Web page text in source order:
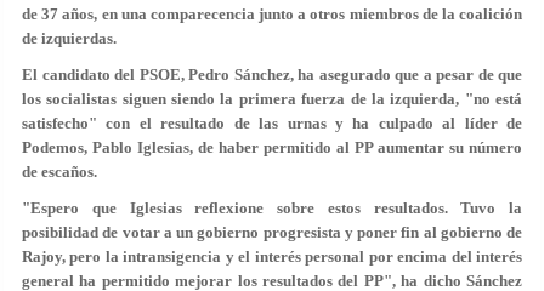
de 37 años, en una comparecencia junto a otros miembros de la coalición
de izquierdas.
El candidato del PSOE, Pedro Sánchez, ha asegurado que a pesar de que
los socialistas siguen siendo la primera fuerza de la izquierda, "no está
satisfecho" con el resultado de las urnas y ha culpado al líder de
Podemos, Pablo Iglesias, de haber permitido al PP aumentar su número
de escaños.
"Espero que Iglesias reflexione sobre estos resultados. Tuvo la
posibilidad de votar a un gobierno progresista y poner fin al gobierno de
Rajoy, pero la intransigencia y el interés personal por encima del interés
general ha permitido mejorar los resultados del PP", ha dicho Sánchez